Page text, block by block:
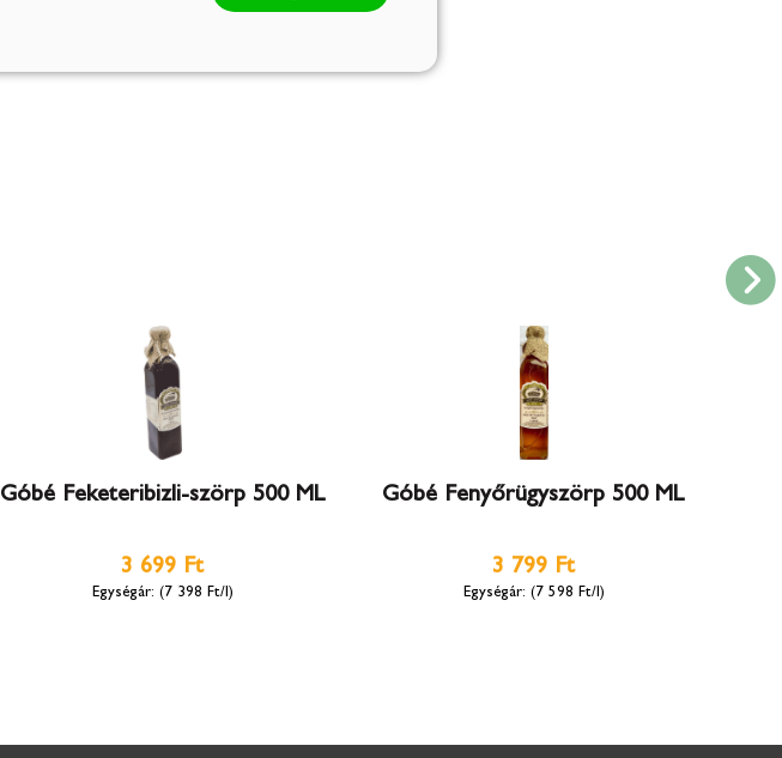
Góbé Feketeribizli-szörp 500 ML
3 699 Ft
(7 398 Ft/l)
Góbé Fenyőrügyszörp 500 ML
3 799 Ft
(7 598 Ft/l)